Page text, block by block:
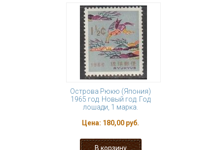
Острова Рюкю (Япония)
1965 год. Новый год. Год
лошади, 1 марка.
Цена: 180,00 руб.